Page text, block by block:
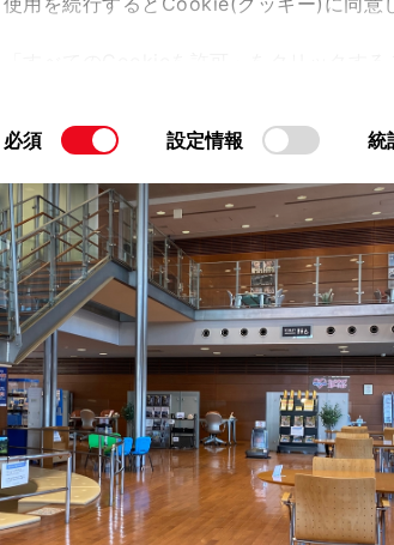
て」をご覧ください。
同
の
選
択
必須 設定情報 統